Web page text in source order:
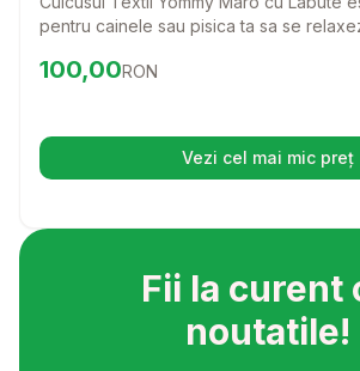
pentru cainele sau pisica ta sa se
acest culcus ofera sustinere si confort,
Preț: 100.00 RON
100,00RON
Vezi cel mai mic preț
(se
Fii la curent
noutatile!